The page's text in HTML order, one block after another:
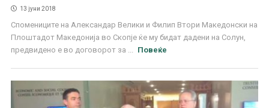
13 јуни 2018
Спомениците на Александар Велики и Филип Втори Македонски на
Плоштадот Македонија во Скопје ќе му бидат дадени на Солун,
предвидено е во договорот за ...
Повеќе